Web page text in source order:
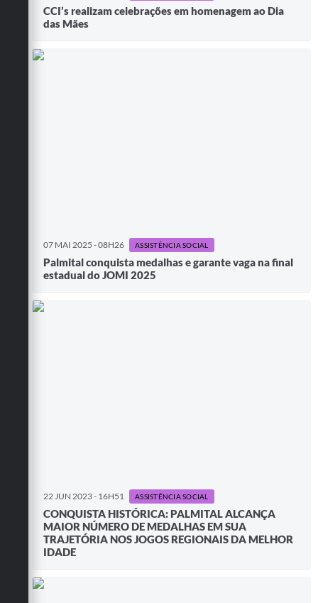
CCI’s realizam celebrações em homenagem ao Dia
das Mães
07 MAI 2025 - 08H26 ASSISTÊNCIA SOCIAL
Palmital conquista medalhas e garante vaga na final
estadual do JOMI 2025
22 JUN 2023 - 16H51 ASSISTÊNCIA SOCIAL
CONQUISTA HISTÓRICA: PALMITAL ALCANÇA
MAIOR NÚMERO DE MEDALHAS EM SUA
TRAJETÓRIA NOS JOGOS REGIONAIS DA MELHOR
IDADE